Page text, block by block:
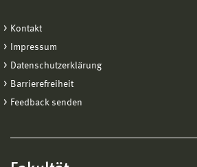
Kontakt
Impressum
Datenschutzerklärung
Barrierefreiheit
Feedback senden